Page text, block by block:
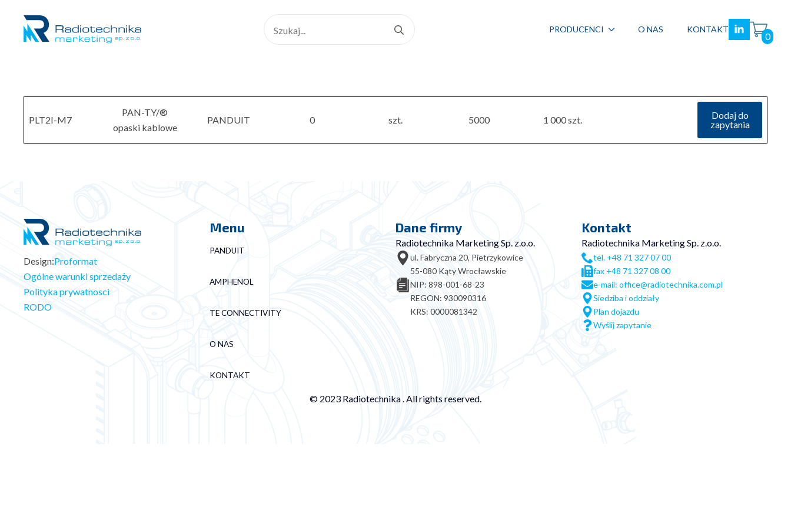
for:
PRODUCENCI O NAS KONTAKT
0
PLT2I-M7
PAN-TY/®
opaski kablowe
PANDUIT 0 szt. 5000 1 000 szt.
Dodaj do
zapytania
Design:Proformat
Ogólne warunki sprzedaży
Polityka prywatnosci
RODO
Menu
PANDUIT
AMPHENOL
TE CONNECTIVITY
O NAS
KONTAKT
Dane firmy
Radiotechnika Marketing Sp. z.o.o.
ul. Fabryczna 20, Pietrzykowice
55-080 Kąty Wrocławskie
NIP: 898-001-68-23
REGON: 930090316
KRS: 0000081342
Kontakt
Radiotechnika Marketing Sp. z.o.o.
tel. +48 71 327 07 00
fax +48 71 327 08 00
e-mail: office@radiotechnika.com.pl
Siedziba i oddziały
Plan dojazdu
Wyślij zapytanie
© 2023 Radiotechnika . All rights reserved.